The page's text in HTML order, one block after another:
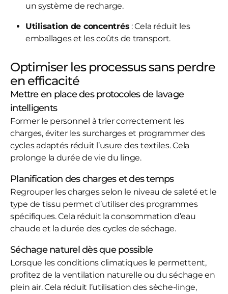
un système de recharge.
Utilisation de concentrés : Cela réduit les
emballages et les coûts de transport.
Optimiser les processus sans perdre
en efficacité
Mettre en place des protocoles de lavage
intelligents
Former le personnel à trier correctement les
charges, éviter les surcharges et programmer des
cycles adaptés réduit l’usure des textiles. Cela
prolonge la durée de vie du linge.
Planification des charges et des temps
Regrouper les charges selon le niveau de saleté et le
type de tissu permet d’utiliser des programmes
spécifiques. Cela réduit la consommation d’eau
chaude et la durée des cycles de séchage.
Séchage naturel dès que possible
Lorsque les conditions climatiques le permettent,
profitez de la ventilation naturelle ou du séchage en
plein air. Cela réduit l’utilisation des sèche-linge,